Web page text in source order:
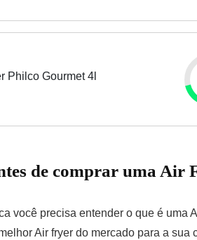
Philco Gourmet 4l
de comprar uma Air
você precisa entender o que é uma
Air fryer do mercado para a sua